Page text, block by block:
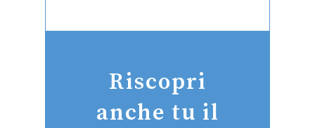
Riscopri
anche tu il